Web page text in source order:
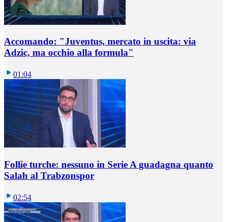
Accomando: "Juventus, mercato in uscita: via
Adzic, ma occhio alla formula"
01:04
Follie turche: nessuno in Serie A guadagna quanto
Salah al Trabzonspor
02:54